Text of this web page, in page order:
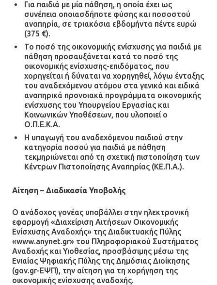
Για παιδιά με μία πάθηση, η οποία έχει ως
συνέπεια οποιασδήποτε φύσης και ποσοστού
αναπηρία, σε τριακόσια εβδομήντα πέντε ευρώ
(375 €).
Το ποσό της οικονομικής ενίσχυσης για παιδιά με
πάθηση προσαυξάνεται κατά το ποσό της
οικονομικής ενίσχυσης-επιδόματος, που
χορηγείται ή δύναται να χορηγηθεί, λόγω ένταξης
του αναδεχόμενου ατόμου στα γενικά και ειδικά
αναπηρικά προνοιακά προγράμματα οικονομικής
ενίσχυσης του Υπουργείου Εργασίας και
Κοινωνικών Υποθέσεων, που υλοποιεί ο
Ο.Π.Ε.Κ.Α.
Η υπαγωγή του αναδεχόμενου παιδιού στην
κατηγορία ποσού για παιδιά με πάθηση
τεκμηριώνεται από τη σχετική πιστοποίηση των
Κέντρων Πιστοποίησης Αναπηρίας (ΚΕ.Π.Α.).
Αίτηση – Διαδικασία Υποβολής
Ο ανάδοχος γονέας υποβάλλει στην ηλεκτρονική
εφαρμογή «Διαχείριση Αιτήσεων Οικονομικής
Ενίσχυσης Αναδοχής» της Διαδικτυακής Πύλης
«www.anynet.gr» του Πληροφοριακού Συστήματος
Αναδοχής και Υιοθεσίας, προσβάσιμης μέσω της
Ενιαίας Ψηφιακής Πύλης της Δημόσιας Διοίκησης
(gov.gr-ΕΨΠ), την αίτηση για τη χορήγηση της
οικονομικής ενίσχυσης αναδοχής.